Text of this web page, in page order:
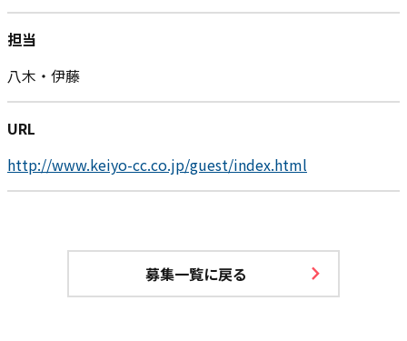
担当
八木・伊藤
URL
http://www.keiyo-cc.co.jp/guest/index.html
募集一覧に戻る